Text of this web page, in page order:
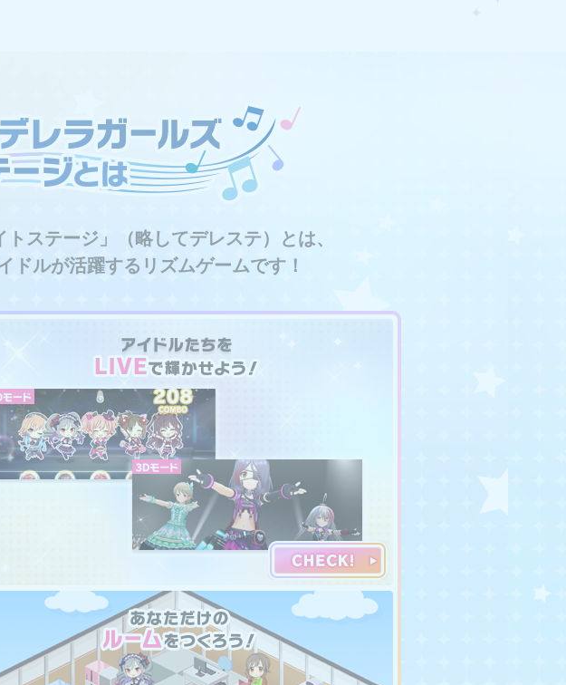
ステージ」（略してデレステ）とは、
ドルが活躍するリズムゲームです！
。
ます。